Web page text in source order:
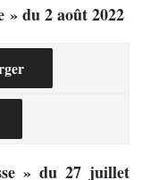
» du 2 août 2022
» du 27 juillet